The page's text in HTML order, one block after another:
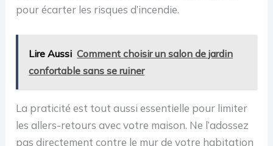
pour écarter les risques d’incendie.
Lire Aussi Comment choisir un salon de jardin
confortable sans se ruiner
La praticité est tout aussi essentielle pour limiter
les allers-retours avec votre maison. Ne l’adossez
pas directement contre le mur de votre habitation